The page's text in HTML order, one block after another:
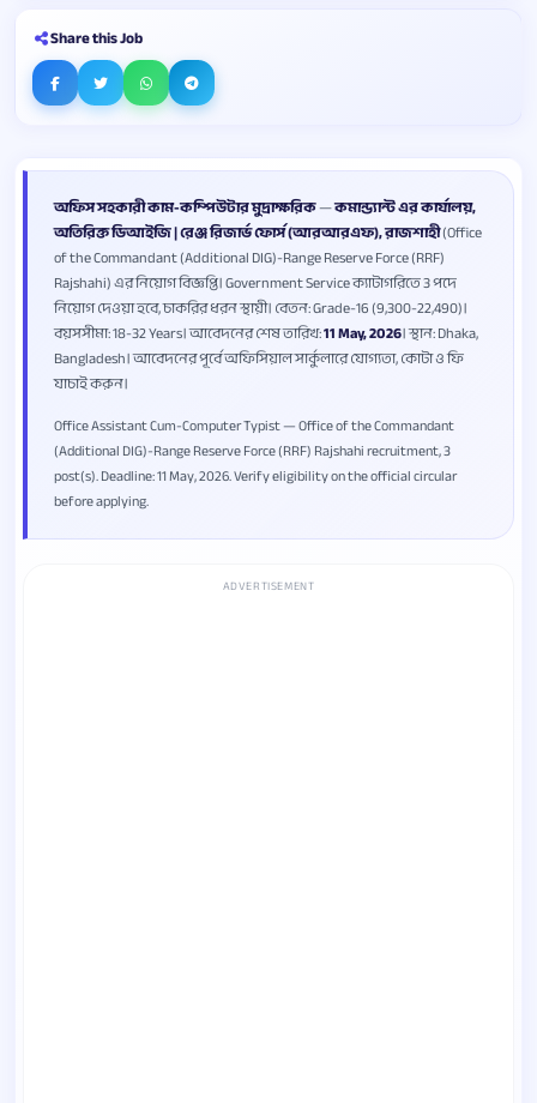
অফিস সহকারী কাম-কম্পিউটার মুদ্রাক্ষরিক—কমান্ড্যান্ট এর কার্যালয়,
অতিরিক্ত ডিআইজি | রেঞ্জ রিজার্ভ ফোর্স (আরআরএফ), রাজশাহী(Office
of the Commandant (Additional DIG)-Range Reserve Force (RRF)
Rajshahi) এর নিয়োগ বিজ্ঞপ্তি। Government Service ক্যাটাগরিতে 3 পদে
নিয়োগ দেওয়া হবে, চাকরির ধরন স্থায়ী। বেতন: Grade-16 (9,300-22,490)।
বয়সসীমা: 18-32 Years। আবেদনের শেষ তারিখ:11 May, 2026। স্থান: Dhaka,
Bangladesh। আবেদনের পূর্বে অফিসিয়াল সার্কুলারে যোগ্যতা, কোটা ও ফি
যাচাই করুন।
Office Assistant Cum-Computer Typist — Office of the Commandant
(Additional DIG)-Range Reserve Force (RRF) Rajshahi recruitment, 3
post(s). Deadline: 11 May, 2026. Verify eligibility on the official circular
before applying.
ADVERTISEMENT
Share this Job